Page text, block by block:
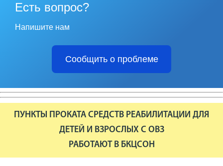
Есть вопрос?
Напишите нам
Сообщить о проблеме
ПУНКТЫ ПРОКАТА СРЕДСТВ РЕАБИЛИТАЦИИ ДЛЯ
ДЕТЕЙ И ВЗРОСЛЫХ С ОВЗ
РАБОТАЮТ В БКЦСОН